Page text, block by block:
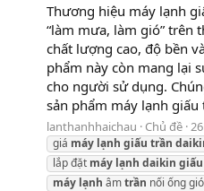
Thương hiệu máy lạnh
“làm mưa, làm gió” trên
chất lượng cao, độ bền
phẩm này còn mang lại
cho người sử dụng.
sản phẩm máy lạnh giấu
lanthanhhaichau Chủ đề
giá máy lạnh giấu trần
lắp đặt máy lạnh daikin giấu
máy lạnh âmtrần nối ống gió